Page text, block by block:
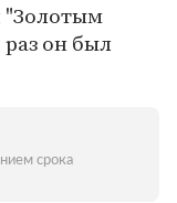
"Золотым
он был
срока